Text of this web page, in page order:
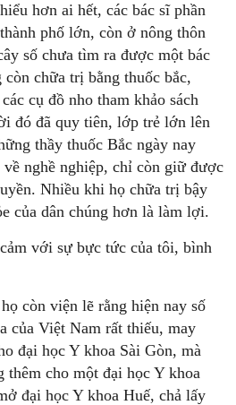
hơn ai hết, các bác sĩ phần
phố lớn, còn ở nông thôn
số chưa tìm ra được một bác
chữa trị bằng thuốc bắc,
cụ đồ nho tham khảo sách
đó đã quy tiên, lớp trẻ lớn lên
thầy thuốc Bắc ngày nay
về nghề nghiệp, chỉ còn giữ được
Nhiều khi họ chữa trị bậy
của dân chúng hơn là làm lợi.
với sự bực tức của tôi, bình
còn viện lẽ rằng hiện nay số
của Việt Nam rất thiếu, may
đại học Y khoa Sài Gòn, mà
thêm cho một đại học Y khoa
đại học Y khoa Huế, chả lấy